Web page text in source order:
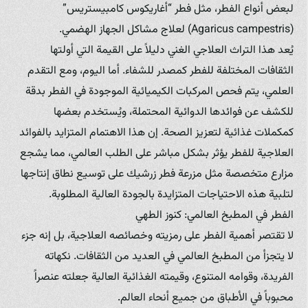
لبعض أنواع الفطر، مثل فطر “أغاريكوس كامبيستريس”
(Agaricus campestris) لعلاج مشاكل الجهاز الهضمي.
يُعد هذا التراث العلاجي الغني دليلاً على القيمة التي أولتها
الثقافات المختلفة للفطر كمصدر للشفاء. أما اليوم، ومع التقدم
العلمي، يتم فحص المركبات الكيميائية الموجودة في الفطر بدقة
للكشف عن فوائدها الدوائية المحتملة، ويُستخدم بعضها
كمكملات غذائية لتعزيز الصحة. إن هذا الاهتمام المتزايد بالفوائد
العلاجية للفطر يؤثر بشكل مباشر على الطلب العالمي، مما يشجع
مزارع متخصصة مثل مزرعة فطر زرشيك على توسيع نطاق إنتاجها
لتلبية هذه الاحتياجات المتزايدة بالجودة العالية المطلوبة.
الفطر في المطبخ العالمي: كنوز الطهي
لا تقتصر أهمية الفطر على رمزيته وخصائصه العلاجية، بل إنه جزء
لا يتجزأ من المطبخ العالمي في العديد من الثقافات. نكهاته
الفريدة، وقوامه المتنوع، وقيمته الغذائية العالية جعلته عنصراً
محبوباً في الأطباق من جميع أنحاء العالم.